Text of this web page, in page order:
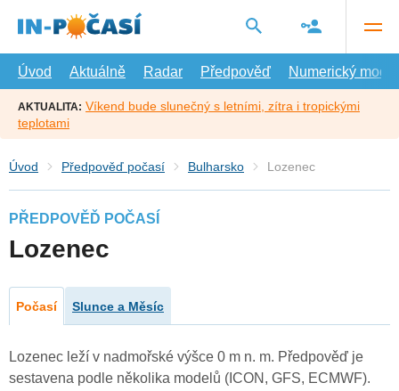
hlavní
Úvod
Aktuálně Radar Předpověď Numerický model
AKTUALITA: Víkend bude slunečný s letními, zítra i tropickými
teplotami
Úvod Předpověď počasí Bulharsko Lozenec
PŘEDPOVĚĎ POČASÍ
Lozenec
Počasí Slunce a Měsíc
Lozenec leží v nadmořské výšce 0 m n. m. Předpověď je
sestavena podle několika modelů (ICON, GFS, ECMWF).